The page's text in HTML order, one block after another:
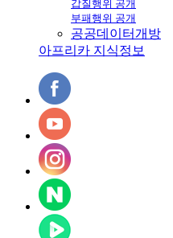
갑질행위 공개
부패행위 공개
공공데이터개방
아프리카 지식정보